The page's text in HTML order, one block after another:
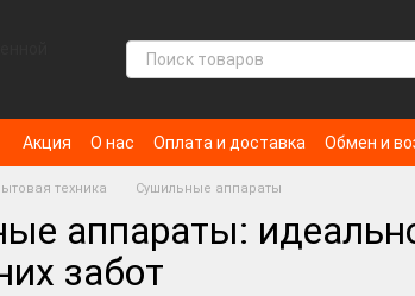
Акция О нас Оплата и доставка Обмен и
техника Сушильные аппараты
аппараты:
забот